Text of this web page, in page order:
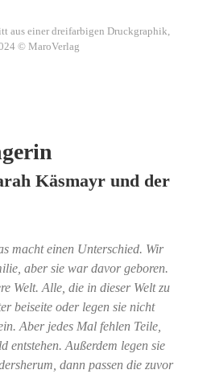
aus einer dreifarbigen Druckgraphik,
© MaroVerlag
Käsmayr und der
macht einen Unterschied. Wir
aber sie war davor geboren.
Welt. Alle, die in dieser Welt zu
beiseite oder legen sie nicht
Aber jedes Mal fehlen Teile,
entstehen. Außerdem legen sie
dann passen die zuvor